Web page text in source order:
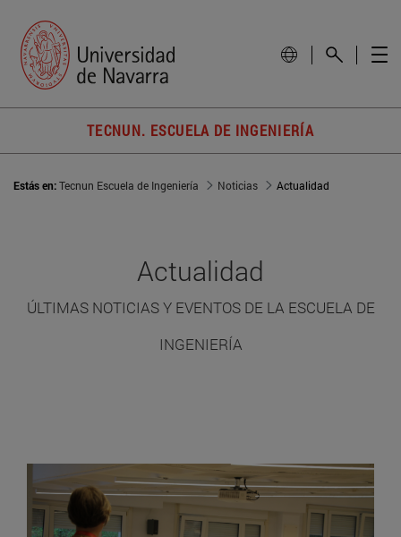
TECNUN. ESCUELA DE INGENIERÍA
Estás en:Tecnun Escuela de Ingeniería Noticias Actualidad
Actualidad
ÚLTIMAS NOTICIAS Y EVENTOS DE LA ESCUELA DE
INGENIERÍA